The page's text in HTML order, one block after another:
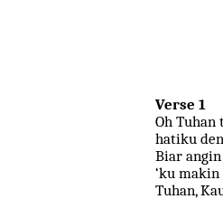
Verse 1
Oh
hatiku
Biar
‘ku
Tuhan,